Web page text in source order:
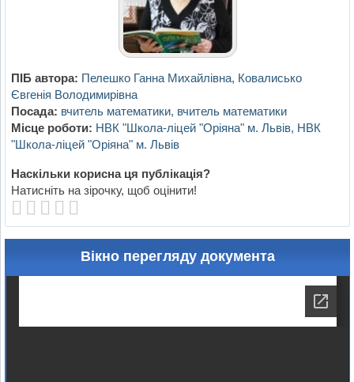
ПІБ автора: Пелешко Ганна Михайлівна, Ковалисько
Євгенія Володимирівна
Посада: вчитель математики, вчитель математики
Місце роботи: НВК "Школа-ліцей "Оріяна" м. Львів, НВК
"Школа-ліцей "Оріяна" м. Львів
Наскільки корисна ця публікація?
Натисніть на зірочку, щоб оцінити!
Вікно перегляду документа